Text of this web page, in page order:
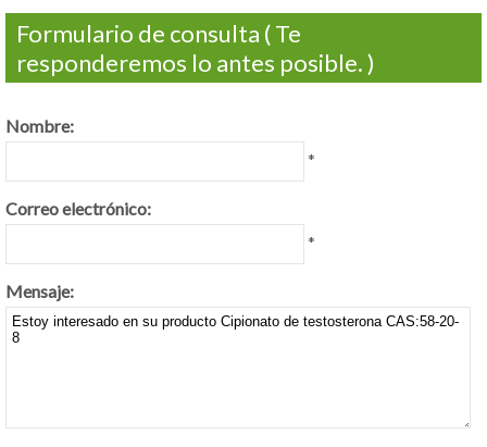
Formulario de consulta ( Te
responderemos lo antes posible. )
Nombre:
*
Correo electrónico:
*
Mensaje: